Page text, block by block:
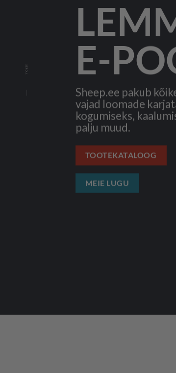
E-
Sheep.ee pakub
vajad loomade
kogumiseks,
palju muud.
TOOTEKATALOOG
MEIE LUGU